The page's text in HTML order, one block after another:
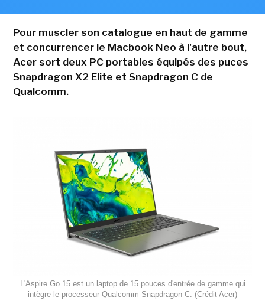
Pour muscler son catalogue en haut de gamme
et concurrencer le Macbook Neo à l'autre bout,
Acer sort deux PC portables équipés des puces
Snapdragon X2 Elite et Snapdragon C de
Qualcomm.
L'Aspire Go 15 est un laptop de 15 pouces d'entrée de gamme qui
intègre le processeur Qualcomm Snapdragon C. (Crédit Acer)